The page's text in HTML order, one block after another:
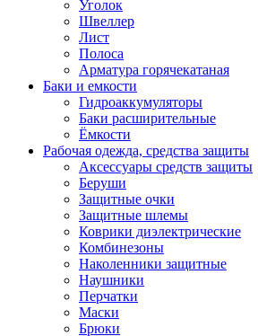
Уголок
Швеллер
Лист
Полоса
Арматура горячекатаная
Баки и емкости
Гидроаккумуляторы
Баки расширительные
Ёмкости
Рабочая одежда, средства защиты
Аксессуары средств защиты
Беруши
Защитные очки
Защитные шлемы
Коврики диэлектрические
Комбинезоны
Наколенники защитные
Наушники
Перчатки
Маски
Брюки